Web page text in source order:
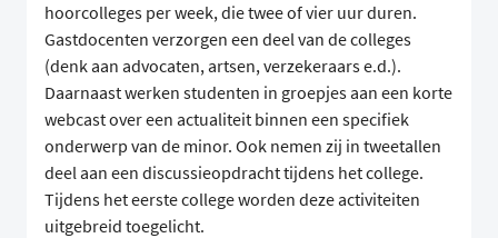
hoorcolleges per week, die twee of vier uur duren.
Gastdocenten verzorgen een deel van de colleges
(denk aan advocaten, artsen, verzekeraars e.d.).
Daarnaast werken studenten in groepjes aan een korte
webcast over een actualiteit binnen een specifiek
onderwerp van de minor. Ook nemen zij in tweetallen
deel aan een discussieopdracht tijdens het college.
Tijdens het eerste college worden deze activiteiten
uitgebreid toegelicht.